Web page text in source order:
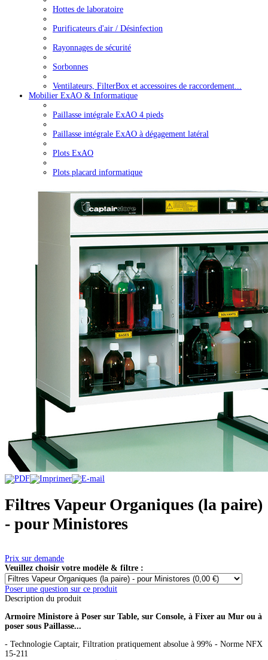
Hottes de laboratoire
Purificateurs d'air / Désinfection
Rayonnages de sécurité
Sorbonnes
Ventilateurs, FilterBox et accessoires de raccordement...
Mobilier ExAO & Informatique
Paillasse intégrale ExAO 4 pieds
Paillasse intégrale ExAO à dégagement latéral
Plots ExAO
Plots placard informatique
Filtres Vapeur Organiques (la paire)
- pour Ministores
Prix sur demande
Veuillez choisir votre modèle & filtre :
Poser une question sur ce produit
Description du produit
Armoire Ministore à Poser sur Table, sur Console, à Fixer au Mur ou à
poser sous Paillasse...
- Technologie Captair, Filtration pratiquement absolue à 99% - Norme NFX
15-211